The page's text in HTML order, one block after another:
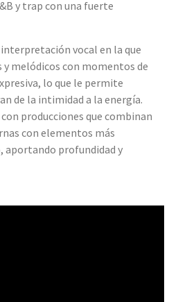
y trap con una fuerte
vocal en la que
y melódicos con momentos de
lo que le permite
de la intimidad a la energía.
producciones que combinan
con elementos más
aportando profundidad y